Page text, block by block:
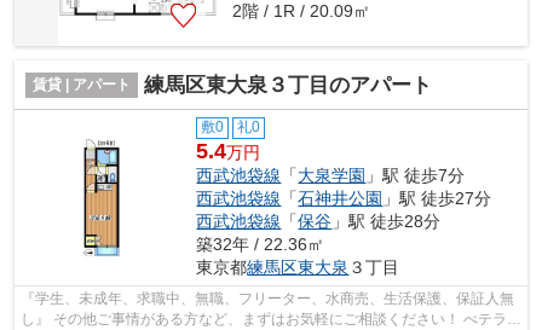
2階 / 1R / 20.09㎡
賃貸 | アパート 練馬区東大泉３丁目のアパート
敷0 礼0
5.4万円
西武池袋線 「大泉学園 」駅 徒歩7分
西武池袋線 「石神井公園 」駅 徒歩27分
西武池袋線 「保谷 」駅 徒歩28分
築32年 / 22.36㎡
東京都練馬区東大泉 ３丁目
『学生、未成年、求職中、無職、フリーター、水商売、生活保護、保証人無
し』 その他ご事情がある方など、まずはお気軽にご相談ください！ べテラン